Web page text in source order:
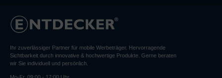
Ihr zuverlässiger Partner für mobile Werbeträger. Hervorragende
Sichtbarkeit durch innovative & hochwertige Produkte. Gerne beraten
wir Sie individuell und persönlich.